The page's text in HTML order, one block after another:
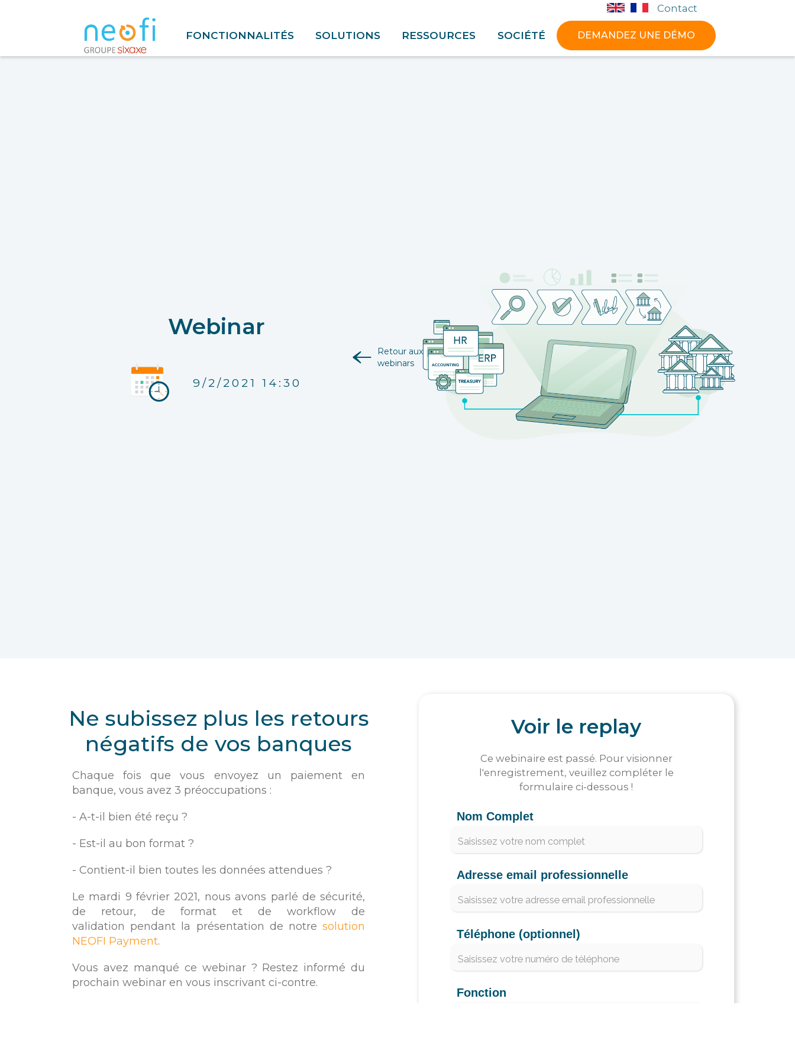
Contact
FONCTIONNALITÉS SOLUTIONS RESSOURCES SOCIÉTÉ DEMANDEZ UNE DÉMO
Retour aux
webinars
Webinar
9/2/2021 14:30
Ne subissez plus les retours
négatifs de vos banques
Chaque fois que vous envoyez un paiement en
banque, vous avez 3 préoccupations :
- A-t-il bien été reçu ?
- Est-il au bon format ?
- Contient-il bien toutes les données attendues ?
Le mardi 9 février 2021, nous avons parlé de sécurité,
de retour, de format et de workflow de
validation pendant la présentation de notresolution
NEOFI Payment.
Vous avez manqué ce webinar ? Restez informé du
prochain webinar en vous inscrivant ci-contre.
Voir le replay
Ce webinaire est passé. Pour visionner
l'enregistrement, veuillez compléter le
formulaire ci-dessous !
Nom Complet
Adresse email professionnelle
Téléphone (optionnel)
Fonction